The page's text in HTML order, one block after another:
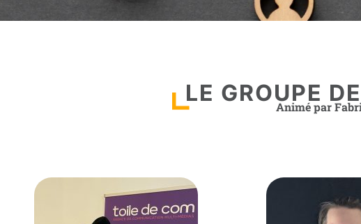
LE GROUPE
Animé par